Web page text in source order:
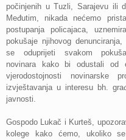
počinjenih u Tuzli, Sarajevu ili
Međutim, nikada nećemo
postupanja policajaca,
pokušaje njihovog
se oduprijeti svakom
novinara kako bi odustali od
vjerodostojnosti novinarske
izvještavanja u interesu bh.
javnosti.
Gospodo Lukač i Kurteš,
kolege kako ćemo, ukoliko